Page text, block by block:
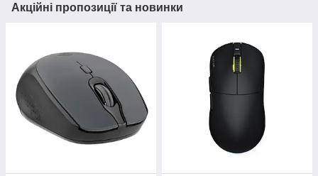
Акційні пропозиції та новинки